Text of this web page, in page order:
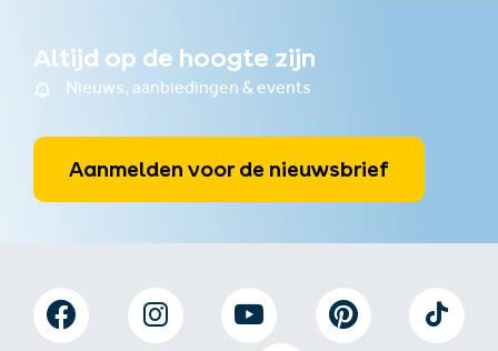
Altijd op de hoogte zijn
Nieuws, aanbiedingen & events
Aanmelden voor de nieuwsbrief